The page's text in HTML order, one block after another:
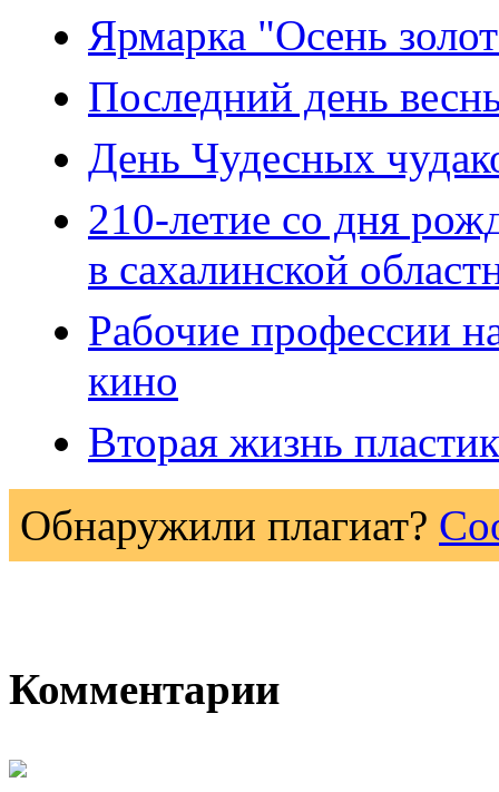
Ярмарка "Осень
Последний день
День Чудесных
210-летие со дня
в сахалинской
Рабочие профессии
кино
Вторая жизнь
Обнаружили плагиат?
Комментарии